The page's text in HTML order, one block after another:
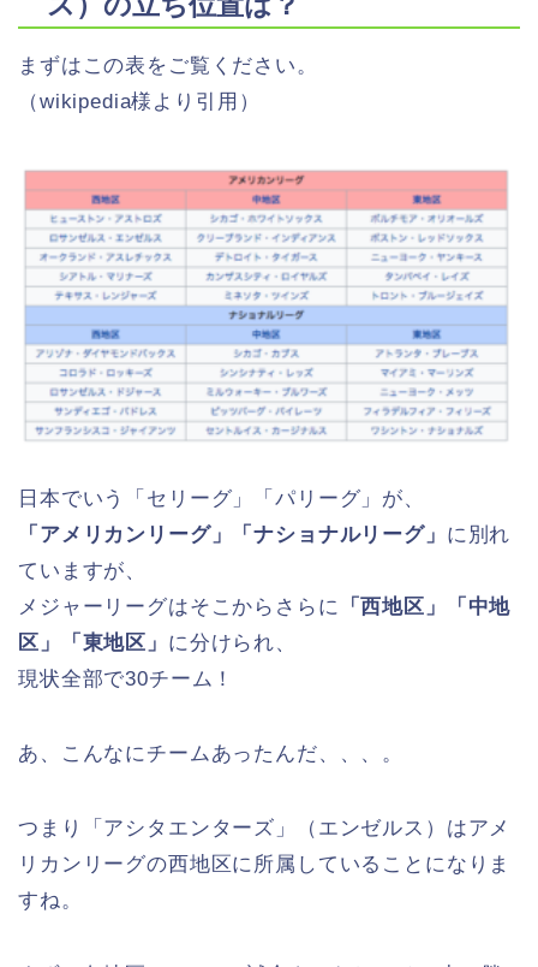
まずはこの表をご覧ください。
（wikipedia様より引用）
日本でいう「セリーグ」「パリーグ」が、
「アメリカンリーグ」「ナショナルリーグ」 に別れ
ていますが、
メジャーリーグはそこからさらに 「西地区」「中地
区」「東地区」 に分けられ、
現状全部で30チーム！
あ、こんなにチームあったんだ、、、。
つまり「アシタエンターズ」（エンゼルス）はアメ
リカンリーグの西地区に所属していることになりま
すね。